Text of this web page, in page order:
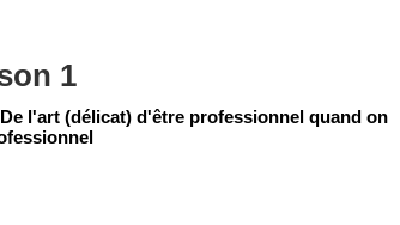
1
De l'art (délicat) d'être professionnel quand on